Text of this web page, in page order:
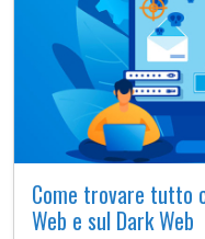
Come trovare tutto
Web e sul Dark Web